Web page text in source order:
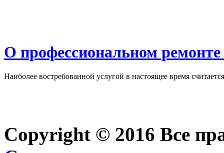
О профессиональном
Наиболее востребованной услугой в настоящее время
Copyright © 2016 Все